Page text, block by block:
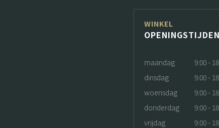
WINKEL
OPENINGSTIJDEN
maandag
9:00 -
dinsdag
9:00 -
woensdag
9:00 -
donderdag
9:00 -
vrijdag
9:00 -